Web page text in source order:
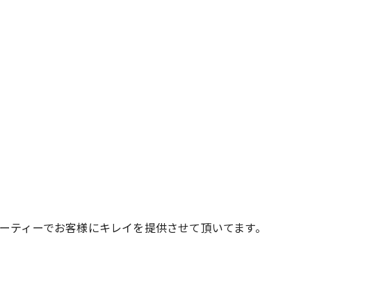
ィーでお客様にキレイを提供させて頂いてます。